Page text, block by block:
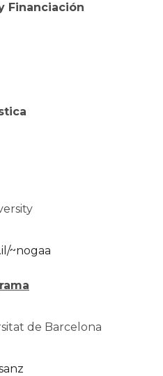
Financiación
~nogaa
de Barcelona